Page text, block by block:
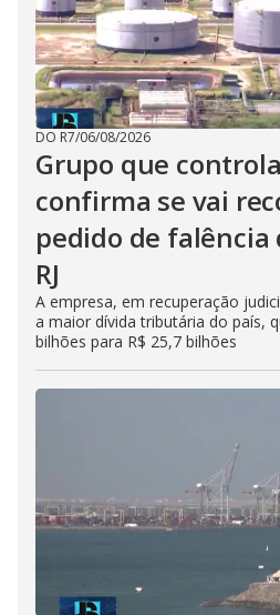
DO R7/06/08/2026
Grupo que
confirma se vai
pedido de falência
RJ
A empresa, em recuperação
a maior dívida tributária do país,
bilhões para R$ 25,7 bilhões